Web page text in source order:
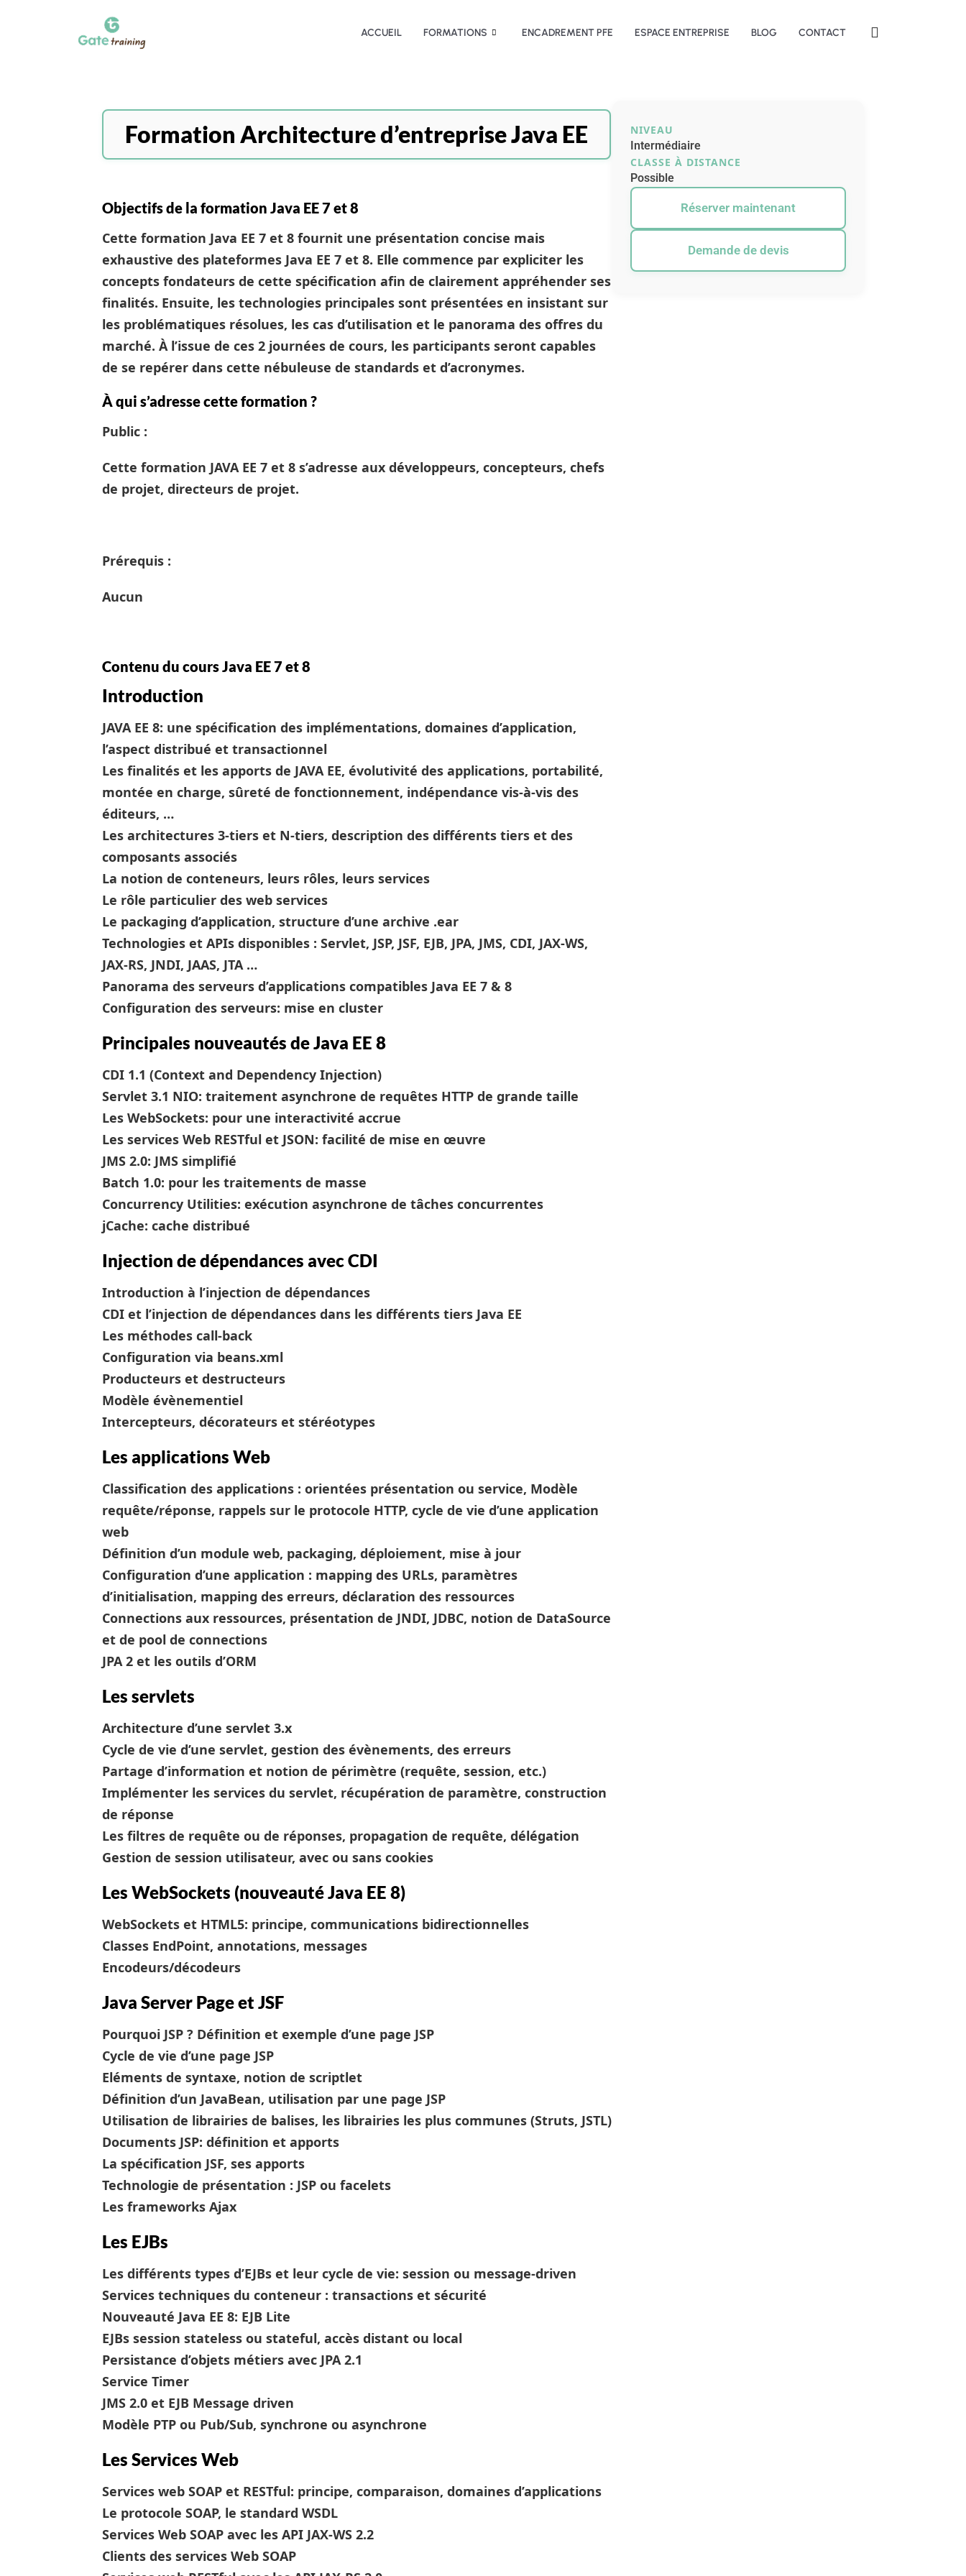
ACCUEIL FORMATIONS ENCADREMENT PFE ESPACE ENTREPRISE BLOG CONTACT
Formation Architecture d’entreprise Java EE
Objectifs de la formation Java EE 7 et 8
Cette formation Java EE 7 et 8 fournit une présentation concise mais
exhaustive des plateformes Java EE 7 et 8. Elle commence par expliciter les
concepts fondateurs de cette spécification afin de clairement appréhender ses
finalités. Ensuite, les technologies principales sont présentées en insistant sur
les problématiques résolues, les cas d’utilisation et le panorama des offres du
marché. À l’issue de ces 2 journées de cours, les participants seront capables
de se repérer dans cette nébuleuse de standards et d’acronymes.
À qui s’adresse cette formation ?
Public :
Cette formation JAVA EE 7 et 8 s’adresse aux développeurs, concepteurs, chefs
de projet, directeurs de projet.
Prérequis :
Aucun
Contenu du cours Java EE 7 et 8
Introduction
JAVA EE 8: une spécification des implémentations, domaines d’application,
l’aspect distribué et transactionnel
Les finalités et les apports de JAVA EE, évolutivité des applications, portabilité,
montée en charge, sûreté de fonctionnement, indépendance vis-à-vis des
éditeurs, …
Les architectures 3-tiers et N-tiers, description des différents tiers et des
composants associés
La notion de conteneurs, leurs rôles, leurs services
Le rôle particulier des web services
Le packaging d’application, structure d’une archive .ear
Technologies et APIs disponibles : Servlet, JSP, JSF, EJB, JPA, JMS, CDI, JAX-WS,
JAX-RS, JNDI, JAAS, JTA …
Panorama des serveurs d’applications compatibles Java EE 7 & 8
Configuration des serveurs: mise en cluster
Principales nouveautés de Java EE 8
CDI 1.1 (Context and Dependency Injection)
Servlet 3.1 NIO: traitement asynchrone de requêtes HTTP de grande taille
Les WebSockets: pour une interactivité accrue
Les services Web RESTful et JSON: facilité de mise en œuvre
JMS 2.0: JMS simplifié
Batch 1.0: pour les traitements de masse
Concurrency Utilities: exécution asynchrone de tâches concurrentes
jCache: cache distribué
Injection de dépendances avec CDI
Introduction à l’injection de dépendances
CDI et l’injection de dépendances dans les différents tiers Java EE
Les méthodes call-back
Configuration via beans.xml
Producteurs et destructeurs
Modèle évènementiel
Intercepteurs, décorateurs et stéréotypes
Les applications Web
Classification des applications : orientées présentation ou service, Modèle
requête/réponse, rappels sur le protocole HTTP, cycle de vie d’une application
web
Définition d’un module web, packaging, déploiement, mise à jour
Configuration d’une application : mapping des URLs, paramètres
d’initialisation, mapping des erreurs, déclaration des ressources
Connections aux ressources, présentation de JNDI, JDBC, notion de DataSource
et de pool de connections
JPA 2 et les outils d’ORM
Les servlets
Architecture d’une servlet 3.x
Cycle de vie d’une servlet, gestion des évènements, des erreurs
Partage d’information et notion de périmètre (requête, session, etc.)
Implémenter les services du servlet, récupération de paramètre, construction
de réponse
Les filtres de requête ou de réponses, propagation de requête, délégation
Gestion de session utilisateur, avec ou sans cookies
Les WebSockets (nouveauté Java EE 8)
WebSockets et HTML5: principe, communications bidirectionnelles
Classes EndPoint, annotations, messages
Encodeurs/décodeurs
Java Server Page et JSF
Pourquoi JSP ? Définition et exemple d’une page JSP
Cycle de vie d’une page JSP
Eléments de syntaxe, notion de scriptlet
Définition d’un JavaBean, utilisation par une page JSP
Utilisation de librairies de balises, les librairies les plus communes (Struts, JSTL)
Documents JSP: définition et apports
La spécification JSF, ses apports
Technologie de présentation : JSP ou facelets
Les frameworks Ajax
Les EJBs
Les différents types d’EJBs et leur cycle de vie: session ou message-driven
Services techniques du conteneur : transactions et sécurité
Nouveauté Java EE 8: EJB Lite
EJBs session stateless ou stateful, accès distant ou local
Persistance d’objets métiers avec JPA 2.1
Service Timer
JMS 2.0 et EJB Message driven
Modèle PTP ou Pub/Sub, synchrone ou asynchrone
Les Services Web
Services web SOAP et RESTful: principe, comparaison, domaines d’applications
Le protocole SOAP, le standard WSDL
Services Web SOAP avec les API JAX-WS 2.2
Clients des services Web SOAP
NIVEAU
Intermédiaire
CLASSE À DISTANCE
Possible
Réserver maintenant
Demande de devis